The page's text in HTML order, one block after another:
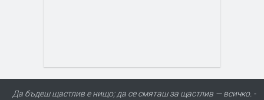
Да бъдеш щастлив е нищо; да се смяташ за щастлив — всичко. -